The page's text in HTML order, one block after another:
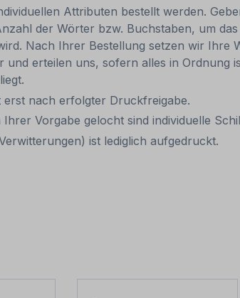
Attributen bestellt werden.
der Wörter bzw. Buchstaben, um
Nach Ihrer Bestellung setzen wir
erteilen uns, sofern alles in Ordnung
erst nach erfolgter Druckfreigabe.
Vorgabe gelocht sind individuelle
ist lediglich aufgedruckt.